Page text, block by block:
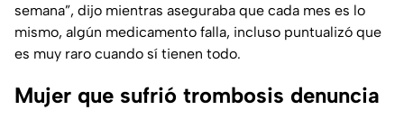
semana”, dijo mientras aseguraba que cada mes es lo
mismo, algún medicamento falla, incluso puntualizó que
es muy raro cuando sí tienen todo.
Mujer que sufrió trombosis denuncia